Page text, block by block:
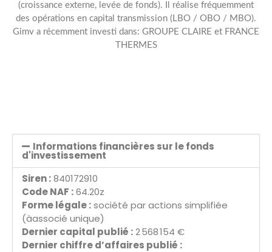
(croissance externe, levée de fonds). Il réalise fréquemment
des opérations en capital transmission (LBO / OBO / MBO).
Gimv a récemment investi dans: GROUPE CLAIRE et FRANCE
THERMES
Informations financières sur le fonds
d'investissement
Siren :840172910
Code NAF :64.20z
Forme légale :société par actions simplifiée
(àassocié unique)
Dernier capital publié :2 568 154 €
Dernier chiffre d’affaires publié :